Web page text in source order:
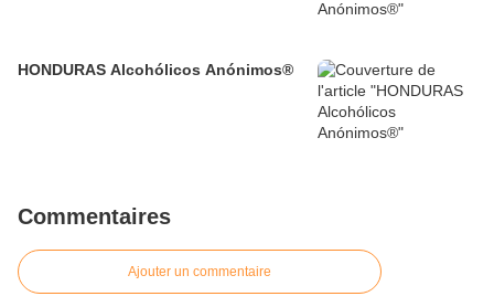
HONDURAS Alcohólicos Anónimos®
Commentaires
Ajouter un commentaire